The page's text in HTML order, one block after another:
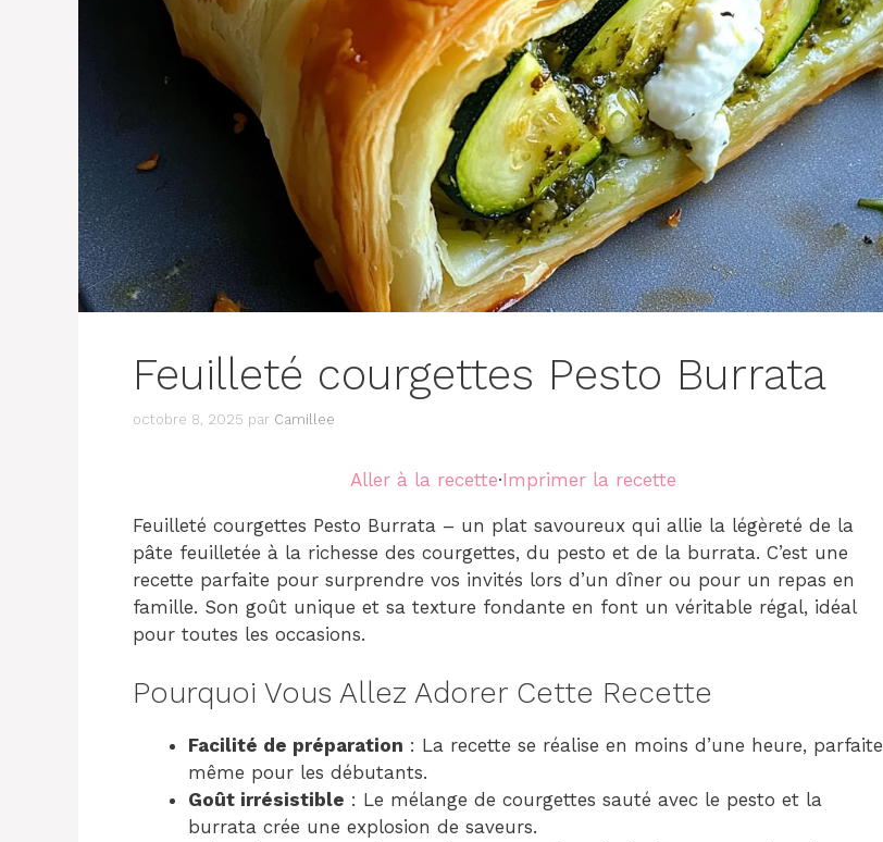
Feuilleté courgettes Pesto Burrata
octobre 8, 2025 par Camillee
Aller à la recette·Imprimer la recette
Feuilleté courgettes Pesto Burrata – un plat savoureux qui allie la légèreté de la
pâte feuilletée à la richesse des courgettes, du pesto et de la burrata. C’est une
recette parfaite pour surprendre vos invités lors d’un dîner ou pour un repas en
famille. Son goût unique et sa texture fondante en font un véritable régal, idéal
pour toutes les occasions.
Pourquoi Vous Allez Adorer Cette Recette
Facilité de préparation : La recette se réalise en moins d’une heure, parfaite
même pour les débutants.
Goût irrésistible : Le mélange de courgettes sauté avec le pesto et la
burrata crée une explosion de saveurs.